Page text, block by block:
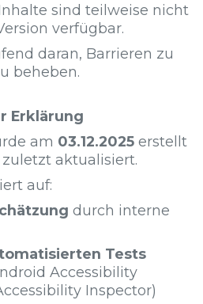
sind teilweise nicht
verfügbar.
daran, Barrieren zu
beheben.
Erklärung
am 03.12.2025 erstellt
zuletzt aktualisiert.
auf:
durch interne
Tests
Accessibility
Inspector)